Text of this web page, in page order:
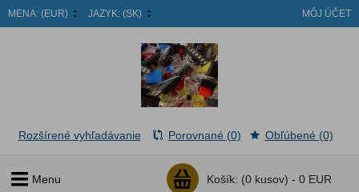
MENA: (EUR) JAZYK: (SK) MÔJ ÚČET
Menu Košík: (0 kusov) - 0 EUR
Rozšírené vyhľadávanie Porovnané (0) Obľúbené (0)